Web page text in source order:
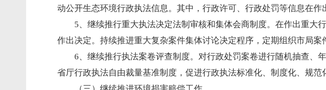
动公开生态环境行政执法信息。其中，行政许可、行政处罚等信息在作
5、继续推行重大执法决定法制审核和集体会商制度。在作出重大
作出决定。持续推进重大复杂案件集体讨论决定程序，定期组织市局案
6、继续推行执法案卷评查制度。对行政处罚案卷进行随机抽查、
省厅行政执法自由裁量基准制度，促进行政执法标准化、制度化、规范